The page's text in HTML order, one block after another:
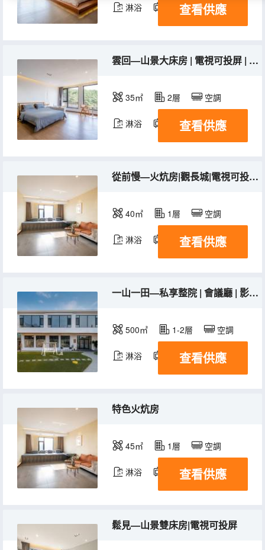
淋浴 電視機
查看供應
雲回—山景大床房 | 電視可投屏 | 乳膠枕
35㎡ 2層 空調
淋浴 電視機
查看供應
從前慢—火炕房|觀長城|電視可投屏|可攜寵入住
40㎡ 1層 空調
淋浴 電視機
查看供應
一山一田—私享整院 | 會議廳 | 影音設備 | 麻將機 | 桌球 | 乒乓球 | 桌遊牌 | 書吧
500㎡ 1-2層 空調
淋浴 電視機
查看供應
特色火炕房
45㎡ 1層 空調
淋浴 電視機
查看供應
鬆見—山景雙床房|電視可投屏